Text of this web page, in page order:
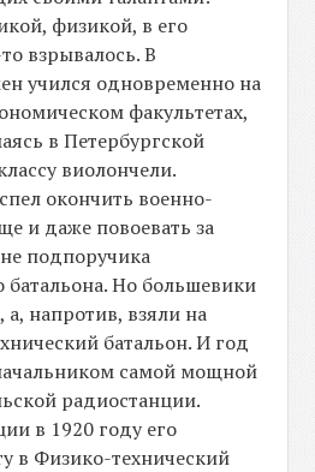
физикой, в его
взрывалось. В
учился одновременно на
факультетах,
в Петербургской
виолончели.
окончить военно-
и даже повоевать за
подпоручика
батальона. Но большевики
а, напротив, взяли на
батальон. И год
самой мощной
радиостанции.
в 1920 году его
в Физико-технический